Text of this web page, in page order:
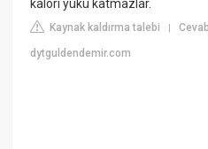
kalori yükü katmazlar.
Kaynak kaldırma talebi |
dytguldendemir.com